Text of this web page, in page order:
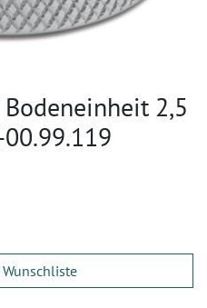
Bodeneinheit 2,5